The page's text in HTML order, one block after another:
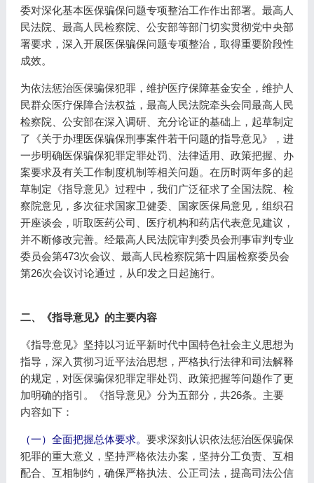
委对深化基本医保骗保问题专项整治工作作出部署。最高人
民法院、最高人民检察院、公安部等部门切实贯彻党中央部
署要求，深入开展医保骗保问题专项整治，取得重要阶段性
成效。
为依法惩治医保骗保犯罪，维护医疗保障基金安全，维护人
民群众医疗保障合法权益，最高人民法院牵头会同最高人民
检察院、公安部在深入调研、充分论证的基础上，起草制定
了《关于办理医保骗保刑事案件若干问题的指导意见》，进
一步明确医保骗保犯罪定罪处罚、法律适用、政策把握、办
案要求及有关工作制度机制等相关问题。在历时两年多的起
草制定《指导意见》过程中，我们广泛征求了全国法院、检
察院意见，多次征求国家卫健委、国家医保局意见，组织召
开座谈会，听取医药公司、医疗机构和药店代表意见建议，
并不断修改完善。经最高人民法院审判委员会刑事审判专业
委员会第473次会议、最高人民检察院第十四届检察委员会
第26次会议讨论通过，从印发之日起施行。
二、《指导意见》的主要内容
《指导意见》坚持以习近平新时代中国特色社会主义思想为
指导，深入贯彻习近平法治思想，严格执行法律和司法解释
的规定，对医保骗保犯罪定罪处罚、政策把握等问题作了更
加明确的指引。《指导意见》分为五部分，共26条。主要
内容如下：
（一）全面把握总体要求。 要求深刻认识依法惩治医保骗保
犯罪的重大意义，坚持严格依法办案，坚持分工负责、互相
配合、互相制约，确保严格执法、公正司法，提高司法公信